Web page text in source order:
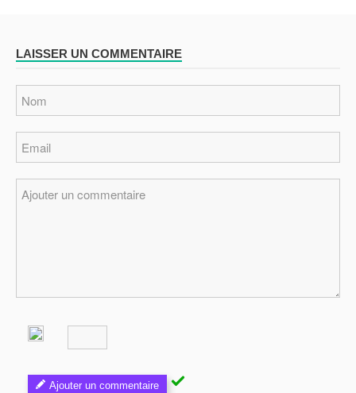
LAISSER UN COMMENTAIRE
Ajouter un commentaire